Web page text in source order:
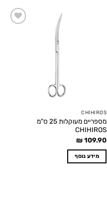
CHIHIROS
מספריים מעוקלות 25 ס"מ
CHIHIROS
₪109.90
מידע נוסף